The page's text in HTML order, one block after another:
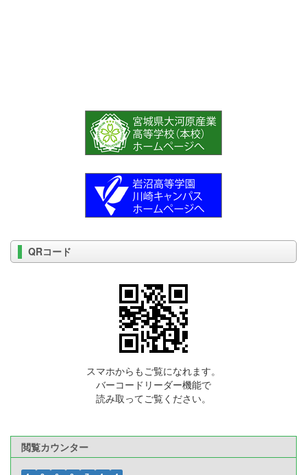
QRコード
スマホからもご覧になれます。
バーコードリーダー機能で
読み取ってご覧ください。
閲覧カウンター